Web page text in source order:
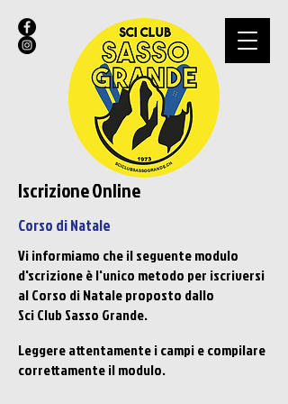
Iscrizione Online
Corso di Natale
Vi informiamo che il seguente modulo
d'scrizione è l'unico metodo per iscriversi
al Corso di Natale proposto dallo
Sci Club Sasso Grande.
Leggere attentamente i campi e compilare
correttamente il modulo.